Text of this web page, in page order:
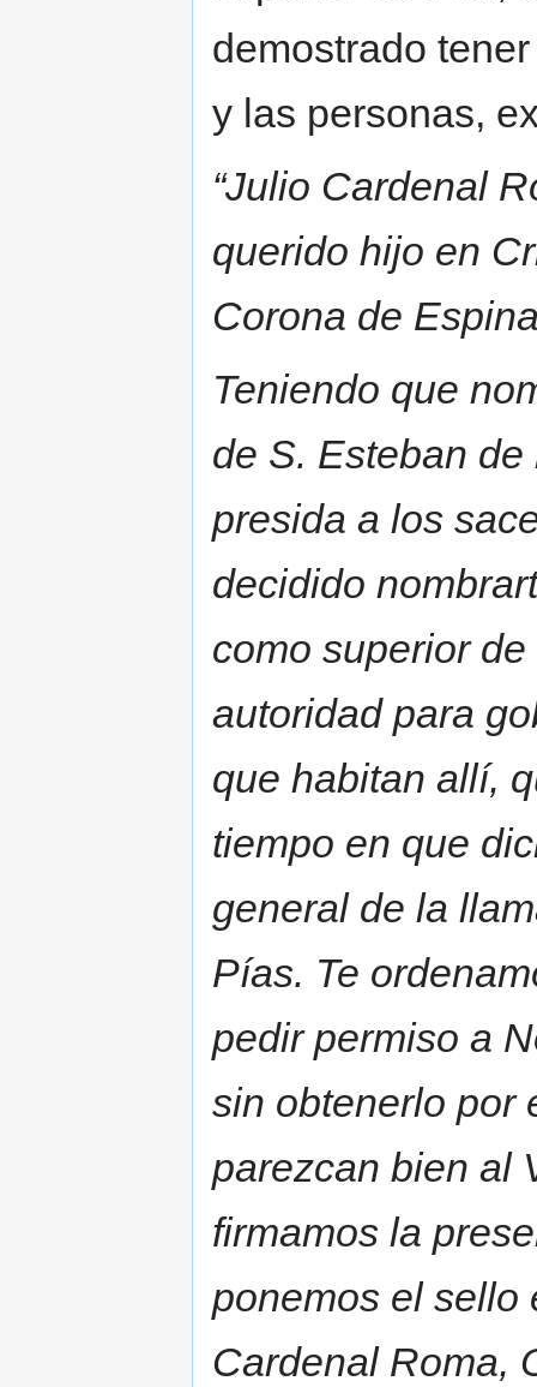
demostrado
y las personas,
“Julio Cardenal
querido hijo en
Corona de
Teniendo que
de S. Esteban
presida a los
decidido
como superior
autoridad para
que habitan allí,
tiempo en que
general de la
Pías. Te
pedir permiso a
sin obtenerlo por
parezcan bien al
firmamos la
ponemos el sello
Cardenal Roma,